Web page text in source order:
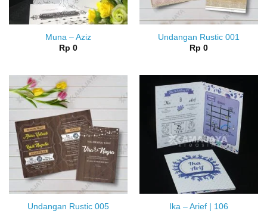
Muna – Aziz
Rp 0
Undangan Rustic 001
Rp 0
Undangan Rustic 005
Ika – Arief | 106